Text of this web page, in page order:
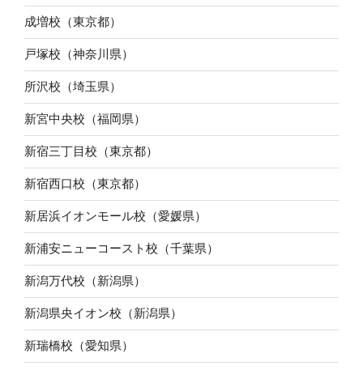
成増校（東京都）
戸塚校（神奈川県）
所沢校（埼玉県）
新宮中央校（福岡県）
新宿三丁目校（東京都）
新宿西口校（東京都）
新居浜イオンモール校（愛媛県）
新浦安ニューコースト校（千葉県）
新潟万代校（新潟県）
新潟県央イオン校（新潟県）
新瑞橋校（愛知県）